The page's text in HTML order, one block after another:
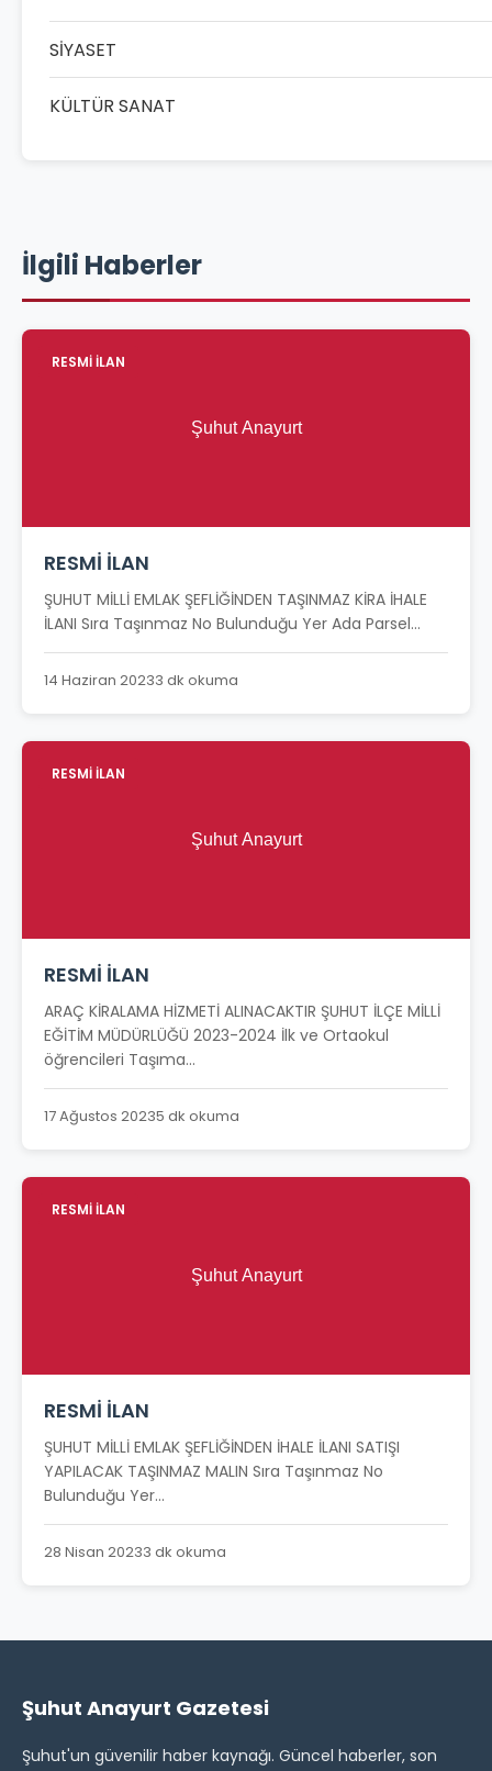
SİYASET
KÜLTÜR SANAT
İlgili Haberler
RESMİ İLAN
RESMİ İLAN
ŞUHUT MİLLİ EMLAK ŞEFLİĞİNDEN TAŞINMAZ KİRA İHALE
İLANI Sıra Taşınmaz No Bulunduğu Yer Ada Parsel...
14 Haziran 20233 dk okuma
RESMİ İLAN
RESMİ İLAN
ARAÇ KİRALAMA HİZMETİ ALINACAKTIR ŞUHUT İLÇE MİLLİ
EĞİTİM MÜDÜRLÜĞÜ 2023-2024 İlk ve Ortaokul
öğrencileri Taşıma...
17 Ağustos 20235 dk okuma
RESMİ İLAN
RESMİ İLAN
ŞUHUT MİLLİ EMLAK ŞEFLİĞİNDEN İHALE İLANI SATIŞI
YAPILACAK TAŞINMAZ MALIN Sıra Taşınmaz No
Bulunduğu Yer...
28 Nisan 20233 dk okuma
Şuhut Anayurt Gazetesi
Şuhut'un güvenilir haber kaynağı. Güncel haberler, son